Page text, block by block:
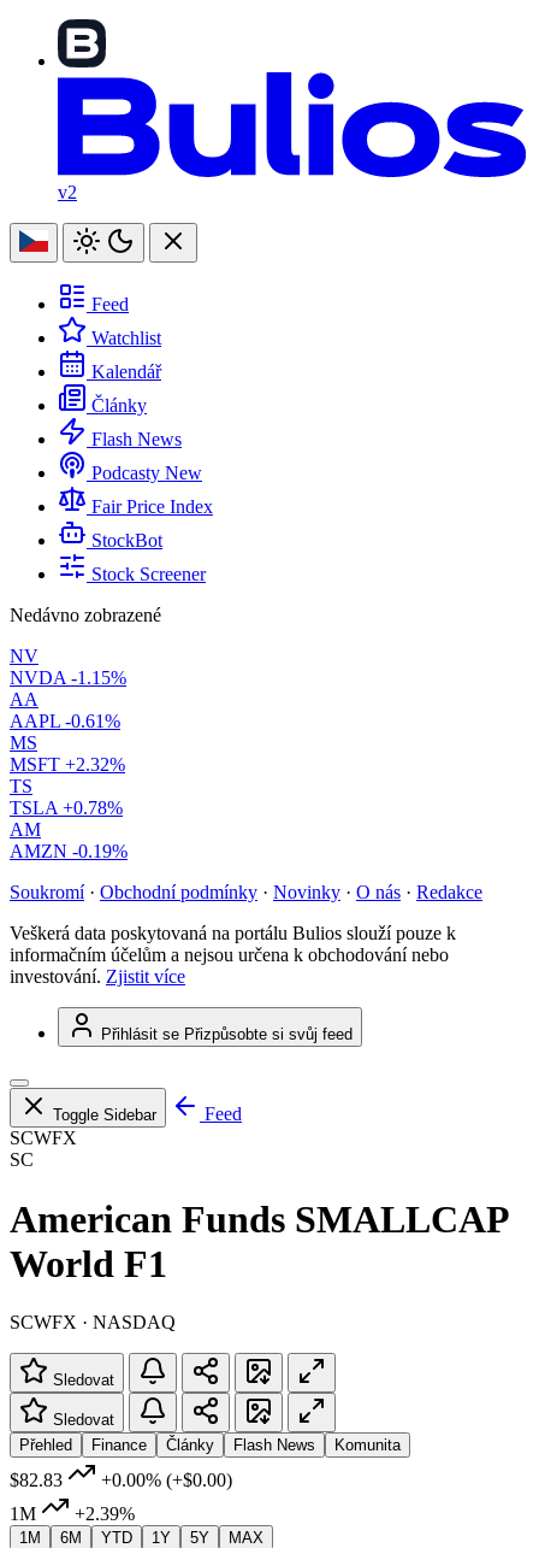
v2
Feed
Watchlist
Kalendář
Články
Flash News
Podcasty New
Fair Price Index
StockBot
Stock Screener
Nedávno zobrazené
NV
NVDA -1.15%
AA
AAPL -0.61%
MS
MSFT +2.32%
TS
TSLA +0.78%
AM
AMZN -0.19%
Soukromí · Obchodní podmínky · Novinky · O nás · Redakce
Veškerá data poskytovaná na portálu Bulios slouží pouze k
informačním účelům a nejsou určena k obchodování nebo
investování. Zjistit více
Přihlásit se Přizpůsobte si svůj feed
Toggle Sidebar
Feed
SCWFX
SC
American Funds SMALLCAP
World F1
SCWFX · NASDAQ
Sledovat
Sledovat
Přehled
Finance Články Flash News Komunita
$82.83 +0.00% (+$0.00)
1M
+2.39%
1M 6M YTD 1Y 5Y MAX